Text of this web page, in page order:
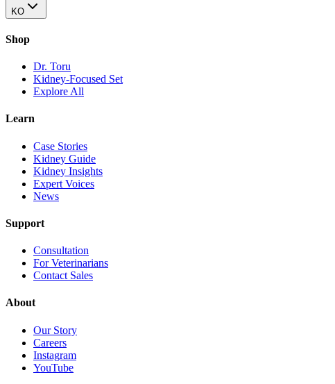
KO
Shop
Dr. Toru
Kidney-Focused Set
Explore All
Learn
Case Stories
Kidney Guide
Kidney Insights
Expert Voices
News
Support
Consultation
For Veterinarians
Contact Sales
About
Our Story
Careers
Instagram
YouTube